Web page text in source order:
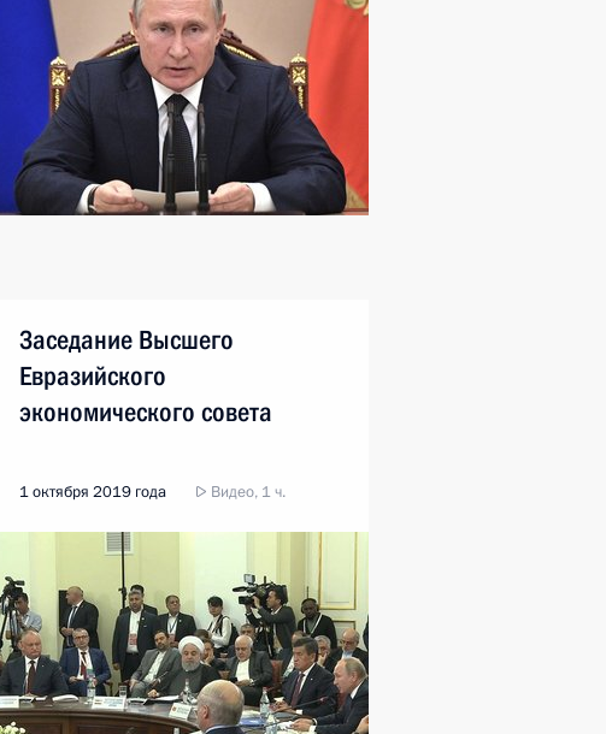
Заседание Высшего
Евразийского
экономического совета
1 октября 2019 года Видео, 1 ч.